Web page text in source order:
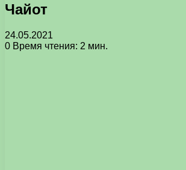
Чайот
24.05.2021
0 Время чтения: 2 мин.